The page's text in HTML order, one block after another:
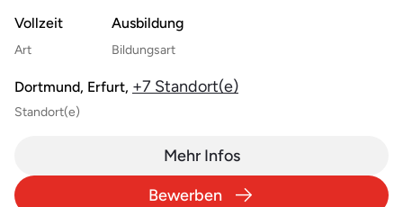
Vollzeit
Art
Ausbildung
Bildungsart
Dortmund, Erfurt, +7 Standort(e)
Standort(e)
Mehr Infos
Bewerben